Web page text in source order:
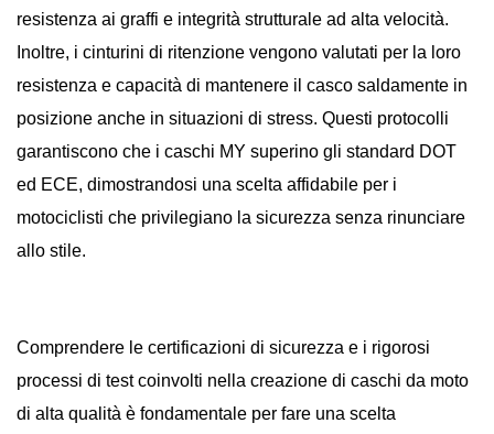
resistenza ai graffi e integrità strutturale ad alta velocità.
Inoltre, i cinturini di ritenzione vengono valutati per la loro
resistenza e capacità di mantenere il casco saldamente in
posizione anche in situazioni di stress. Questi protocolli
garantiscono che i caschi MY superino gli standard DOT
ed ECE, dimostrandosi una scelta affidabile per i
motociclisti che privilegiano la sicurezza senza rinunciare
allo stile.
Comprendere le certificazioni di sicurezza e i rigorosi
processi di test coinvolti nella creazione di caschi da moto
di alta qualità è fondamentale per fare una scelta